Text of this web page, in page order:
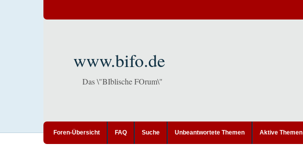
www.bifo.de
Das \"BIblische FOrum\"
Foren-Übersicht FAQ Suche Unbeantwortete Themen Aktive Themen